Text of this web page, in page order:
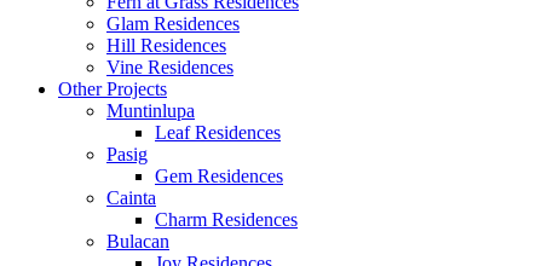
Glam Residences
Hill Residences
Vine Residences
Other Projects
Muntinlupa
Leaf Residences
Pasig
Gem Residences
Cainta
Charm Residences
Bulacan